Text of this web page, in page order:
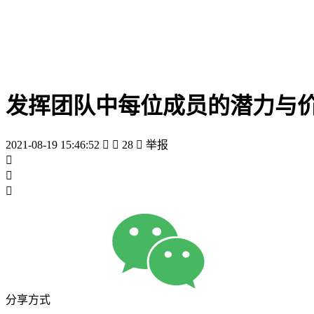
发挥团队中每位成员的潜力与
2021-08-19 15:46:52   28  举报



分享方式